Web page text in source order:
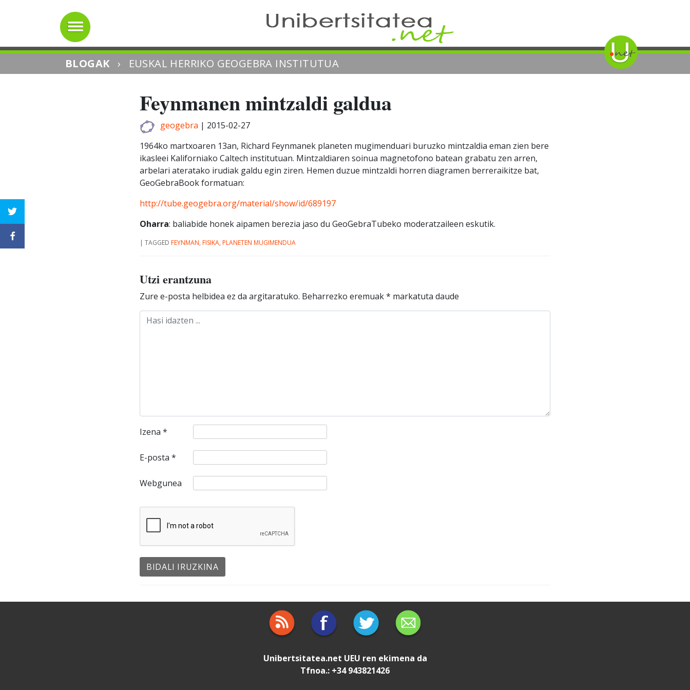
BLOGAK › EUSKAL HERRIKO GEOGEBRA INSTITUTUA
Feynmanen mintzaldi galdua
geogebra | 2015-02-27
1964ko martxoaren 13an, Richard Feynmanek planeten mugimenduari buruzko mintzaldia eman zien bere
ikasleei Kaliforniako Caltech institutuan. Mintzaldiaren soinua magnetofono batean grabatu zen arren,
arbelari ateratako irudiak galdu egin ziren. Hemen duzue mintzaldi horren diagramen berreraikitze bat,
GeoGebraBook formatuan:
http://tube.geogebra.org/material/show/id/689197
Oharra: baliabide honek aipamen berezia jaso du GeoGebraTubeko moderatzaileen eskutik.
| TAGGED FEYNMAN, FISIKA, PLANETEN MUGIMENDUA
Utzi erantzuna
Zure e-posta helbidea ez da argitaratuko. Beharrezko eremuak* markatuta daude
Izena *
E-posta *
Webgunea
Unibertsitatea.net UEU ren ekimena da
Tfnoa.: +34 943821426